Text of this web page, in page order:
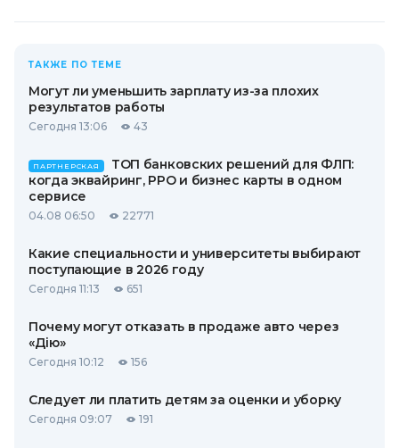
ТАКЖЕ ПО ТЕМЕ
Могут ли уменьшить зарплату из-за плохих
результатов работы
Сегодня 13:06 43
ПАРТНЕРСКАЯ
ТОП банковских решений для ФЛП:
когда эквайринг, РРО и бизнес карты в одном
сервисе
04.08 06:50 22771
Какие специальности и университеты выбирают
поступающие в 2026 году
Сегодня 11:13 651
Почему могут отказать в продаже авто через
«Дію»
Сегодня 10:12 156
Следует ли платить детям за оценки и уборку
Сегодня 09:07 191